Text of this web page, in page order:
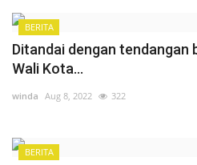
BERITA
Ditandai dengan tendangan
Wali Kota...
winda Aug 8, 2022 322
BERITA